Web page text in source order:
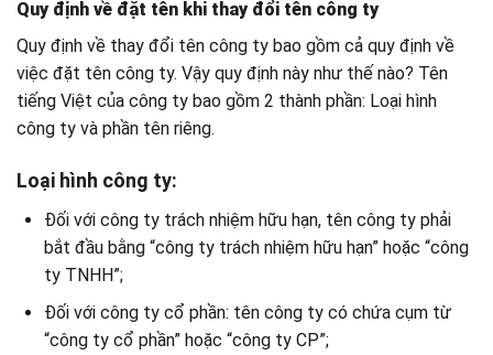
Quy định về đặt tên khi thay đổi tên công ty
Quy định về thay đổi tên công ty bao gồm cả quy định về
việc đặt tên công ty. Vậy quy định này như thế nào? Tên
tiếng Việt của công ty bao gồm 2 thành phần: Loại hình
công ty và phần tên riêng.
Loại hình công ty:
Đối với công ty trách nhiệm hữu hạn, tên công ty phải
bắt đầu bằng “công ty trách nhiệm hữu hạn” hoặc “công
ty TNHH”;
Đối với công ty cổ phần: tên công ty có chứa cụm từ
“công ty cổ phần” hoặc “công ty CP”;